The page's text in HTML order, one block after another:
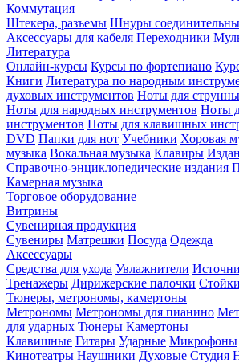
Коммутация
Штекера, разъемы Шнуры
Аксессуары для кабеля Переходники
Литература
Онлайн-курсы Курсы по фортепиано
Книги Литература по народным
духовых инструментов Ноты для
Ноты для народных инструментов Ноты
инструментов Ноты для клавишных
DVD Папки для нот Учебники Хоровая
музыка Вокальная музыка Клавиры
Справочно-энциклопедические издания
Камерная музыка
Торговое оборудование
Витрины
Сувенирная продукция
Сувениры Матрешки Посуда Одежда
Аксессуары
Средства для ухода Увлажнители
Тренажеры Дирижерские палочки
Тюнеры, метрономы, камертоны
Метрономы Метрономы для пианино
для ударных Тюнеры Камертоны
Клавишные Гитары Ударные Микрофоны
Кинотеатры Наушники Духовые Студия